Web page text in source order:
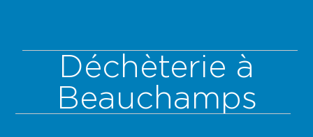
Déchèterie à
Beauchamps